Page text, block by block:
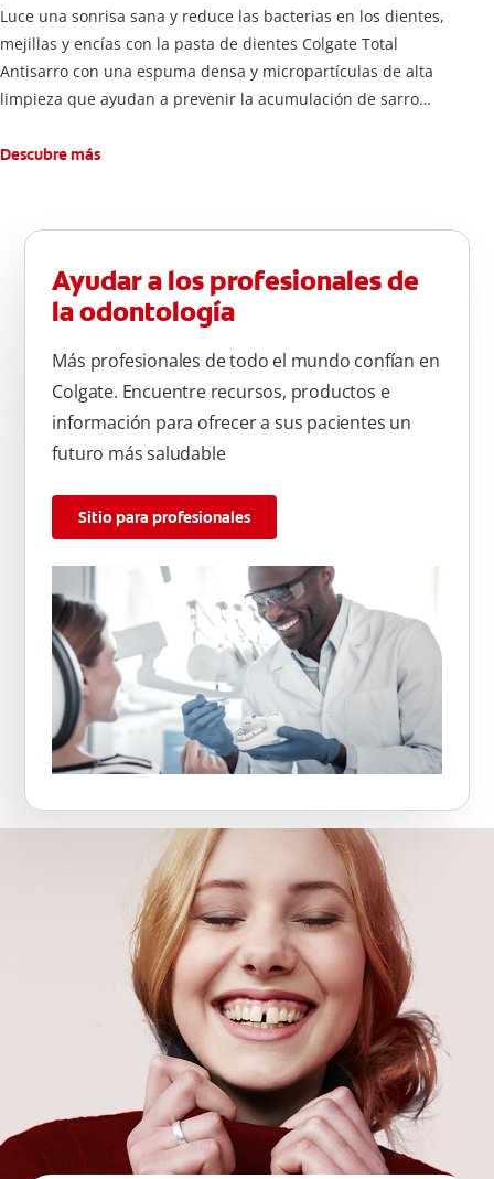
Luce una sonrisa sana y reduce las bacterias en los dientes,
mejillas y encías con la pasta de dientes Colgate Total
Antisarro con una espuma densa y micropartículas de alta
limpieza que ayudan a prevenir la acumulación de sarro
Descubre más
Ayudar a los profesionales de
la odontología
Más profesionales de todo el mundo confían en
Colgate. Encuentre recursos, productos e
información para ofrecer a sus pacientes un
futuro más saludable
Sitio para profesionales